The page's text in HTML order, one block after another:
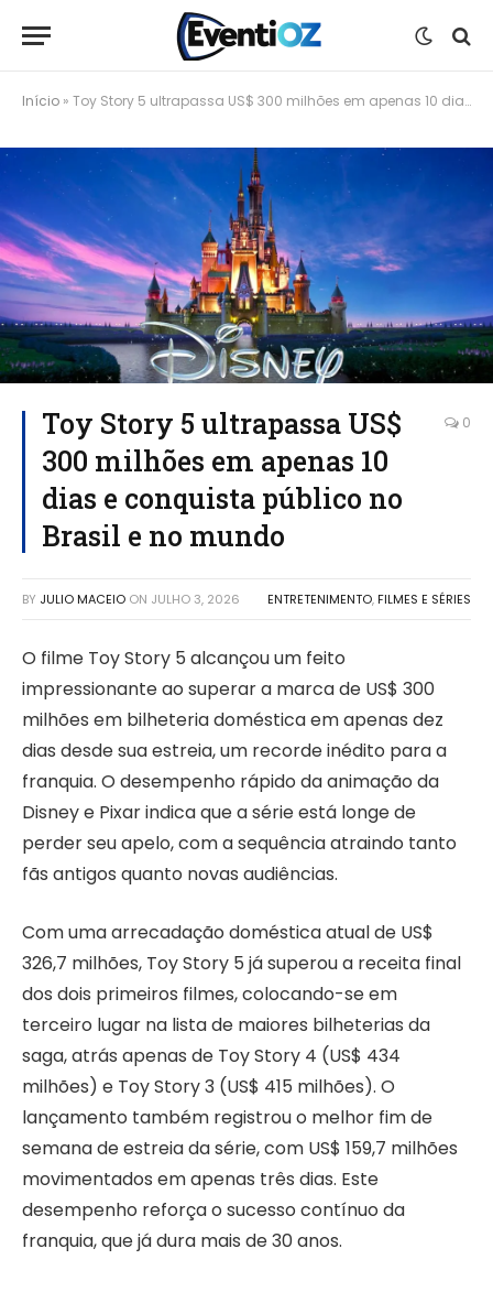
Início » Toy Story 5 ultrapassa US$ 300 milhões em apenas 10 dias e conquista público no Brasil e no mundo
Toy Story 5 ultrapassa US$
300 milhões em apenas 10
dias e conquista público no
Brasil e no mundo
0
BY JULIO MACEIO ON JULHO 3, 2026 ENTRETENIMENTO, FILMES E SÉRIES
O filme Toy Story 5 alcançou um feito
impressionante ao superar a marca de US$ 300
milhões em bilheteria doméstica em apenas dez
dias desde sua estreia, um recorde inédito para a
franquia. O desempenho rápido da animação da
Disney e Pixar indica que a série está longe de
perder seu apelo, com a sequência atraindo tanto
fãs antigos quanto novas audiências.
Com uma arrecadação doméstica atual de US$
326,7 milhões, Toy Story 5 já superou a receita final
dos dois primeiros filmes, colocando-se em
terceiro lugar na lista de maiores bilheterias da
saga, atrás apenas de Toy Story 4 (US$ 434
milhões) e Toy Story 3 (US$ 415 milhões). O
lançamento também registrou o melhor fim de
semana de estreia da série, com US$ 159,7 milhões
movimentados em apenas três dias. Este
desempenho reforça o sucesso contínuo da
franquia, que já dura mais de 30 anos.